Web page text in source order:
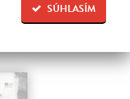
SÚHLASÍM